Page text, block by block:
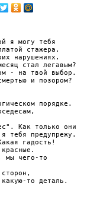
я могу тебя
стажера.
нарушениях.
стал легавым?
- на твой выбор.
и позором?
порядке.
Как только они
тебя предупрежу.
гадость!
мы чего-то
то деталь.